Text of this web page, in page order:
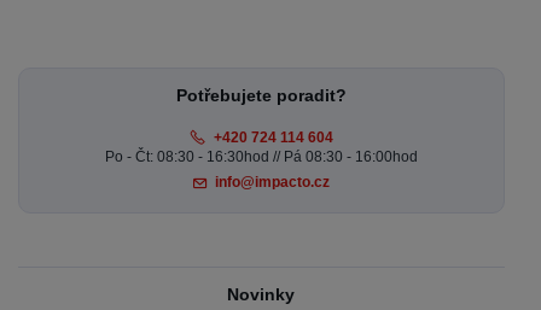
Potřebujete poradit?
+420 724 114 604
Po - Čt: 08:30 - 16:30hod // Pá 08:30 - 16:00hod
info@impacto.cz
Novinky